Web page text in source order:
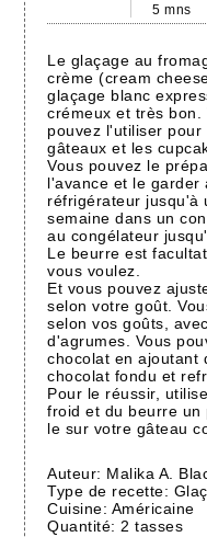
5 mns
Le glaçage au
crème (cream
glaçage blanc
crémeux et très bon.
pouvez l'utiliser pour
gâteaux et les
Vous pouvez le
l'avance et le garder
réfrigérateur jusqu'à
semaine dans un
au congélateur
Le beurre est
vous voulez.
Et vous pouvez
selon votre goût.
selon vos goûts,
d'agrumes. Vous
chocolat en ajoutant
chocolat fondu et
Pour le réussir,
froid et du beurre un
le sur votre gâteau
Auteur: Malika A.
Type de recette:
Cuisine: Américaine
Quantité:2 tasses